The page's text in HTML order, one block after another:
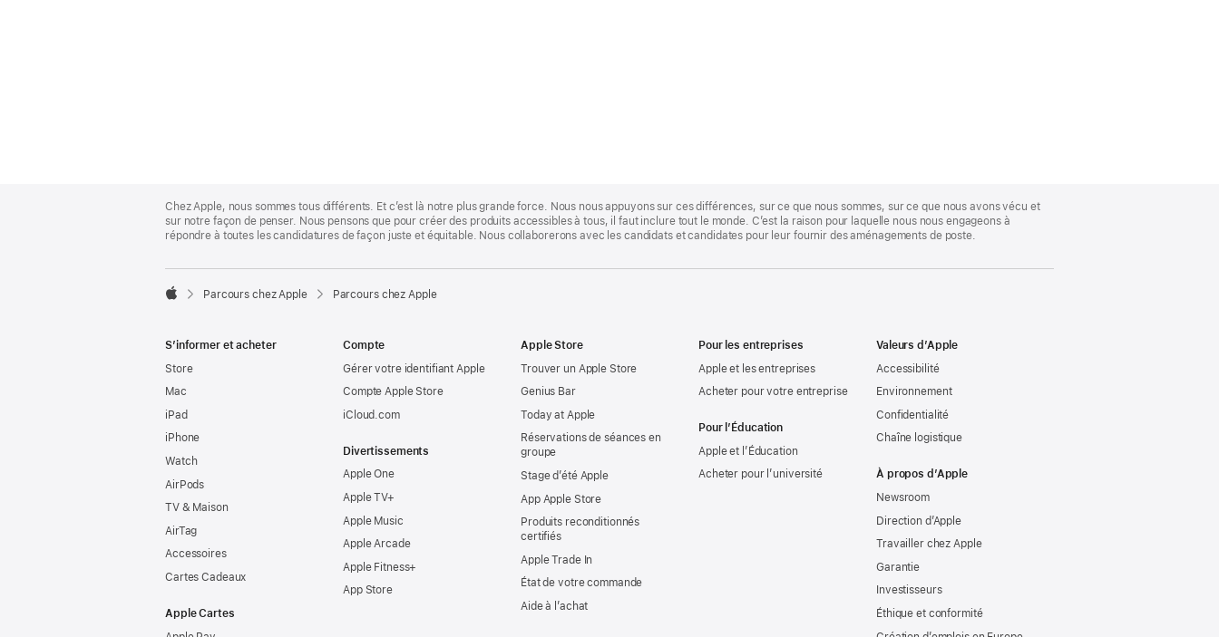
Footer
Chez Apple, nous sommes tous différents. Et c’est là notre plus grande force. Nous nous appuyons sur ces différences, sur ce que nous sommes, sur ce que nous avons vécu et
sur notre façon de penser. Nous pensons que pour créer des produits accessibles à tous, il faut inclure tout le monde. C’est la raison pour laquelle nous nous engageons à
répondre à toutes les candidatures de façon juste et équitable. Nous collaborerons avec les candidats et candidates pour leur fournir des aménagements de poste.

Parcours chez Apple Parcours chez Apple
S’informer et acheter
Store
Mac
iPad
iPhone
Watch
AirPods
TV & Maison
AirTag
Accessoires
Cartes Cadeaux
Apple Cartes
Compte
Gérer votre identifiant Apple
Compte Apple Store
iCloud.com
Divertissements
Apple One
Apple TV+
Apple Music
Apple Arcade
Apple Fitness+
App Store
Apple Store
Trouver un Apple Store
Genius Bar
Today at Apple
Réservations de séances en
groupe
Stage d’été Apple
App Apple Store
Produits reconditionnés
certifiés
Apple Trade In
État de votre commande
Aide à l’achat
Pour les entreprises
Apple et les entreprises
Acheter pour votre entreprise
Pour l’Éducation
Apple et l’Éducation
Acheter pour l’université
Valeurs d’Apple
Accessibilité
Environnement
Confidentialité
Chaîne logistique
À propos d’Apple
Newsroom
Direction d’Apple
Travailler chez Apple
Garantie
Investisseurs
Éthique et conformité